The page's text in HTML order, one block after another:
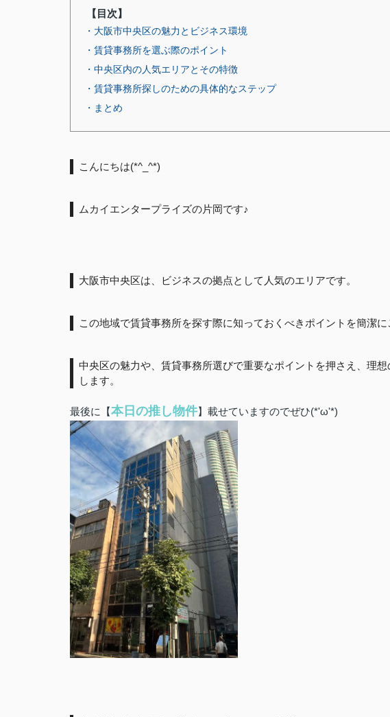
【目次】
・大阪市中央区の魅力とビジネス環境
・賃貸事務所を選ぶ際のポイント
・中央区内の人気エリアとその特徴
・賃貸事務所探しのための具体的なステップ
・まとめ
こんにちは(*^_^*)
ムカイエンタープライズの片岡です♪
大阪市中央区は、ビジネスの拠点として人気のエリアです。
この地域で賃貸事務所を探す際に知っておくべきポイントを簡潔に
中央区の魅力や、賃貸事務所選びで重要なポイントを押さえ、理
します。
最後に【本日の推し物件】載せていますのでぜひ(*'ω'*)